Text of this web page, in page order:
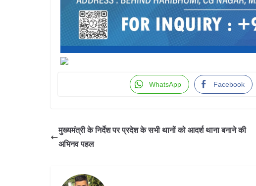
WhatsApp Facebook
मुख्यमंत्री के निर्देश पर प्रदेश के सभी थानों को आदर्श थाना बनाने की
अभिनव पहल